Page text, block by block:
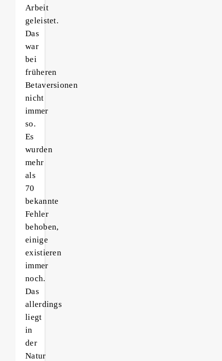
Arbeit
geleistet.
Das
war
bei
früheren
Betaversionen
nicht
immer
so.
Es
wurden
mehr
als
70
bekannte
Fehler
behoben,
einige
existieren
immer
noch.
Das
allerdings
liegt
in
der
Natur